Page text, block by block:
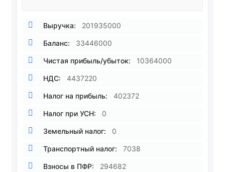
Выручка: 201935000
Баланс: 33446000
Чистая прибыль/убыток: 10364000
НДС: 4437220
Налог на прибыль: 402372
Налог при УСН: 0
Земельный налог: 0
Транспортный налог: 7038
Взносы в ПФР: 294682